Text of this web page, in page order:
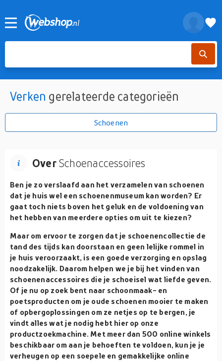
Verken gerelateerde categorieën
Schoenen
OverSchoenaccessoires
Ben je zo verslaafd aan het verzamelen van schoenen
dat je huis wel een schoenenmuseum kan worden? Er
gaat toch niets boven het geluk en de voldoening van
het hebben van meerdere opties om uit te kiezen?
Maar om ervoor te zorgen dat je schoenencollectie de
tand des tijds kan doorstaan en geen lelijke rommel in
je huis veroorzaakt, is een goede verzorging en opslag
noodzakelijk. Daarom helpen we je bij het vinden van
schoenenaccessoires die je schoeisel wat liefde geven.
Of je nu op zoek bent naar schoonmaak- en
poetsproducten om je oude schoenen mooier te maken
of opbergoplossingen om ze netjes op te bergen, je
vindt alles wat je nodig hebt hier op onze
productzoekmachine. Met meer dan 500 online winkels
beschikbaar om aan je behoeften te voldoen, kun je je
verheugen op een soepele en gemakkelijke online